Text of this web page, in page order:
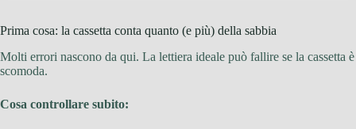
Prima cosa: la cassetta conta quanto (e più) della sabbia
Molti errori nascono da qui. La lettiera ideale può fallire se la cassetta è
scomoda.
Cosa controllare subito: